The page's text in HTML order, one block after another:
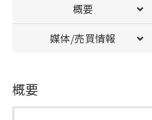
概要
媒体/売買情報
概要